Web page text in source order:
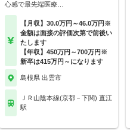
心感で最先端医療…
【月収】30.0万円～46.0万円※
金額は面接の評価次第で前後い
たします
【年収】450万円～700万円※
新卒は415万円～になります
島根県 出雲市
ＪＲ山陰本線(京都－下関) 直江
駅